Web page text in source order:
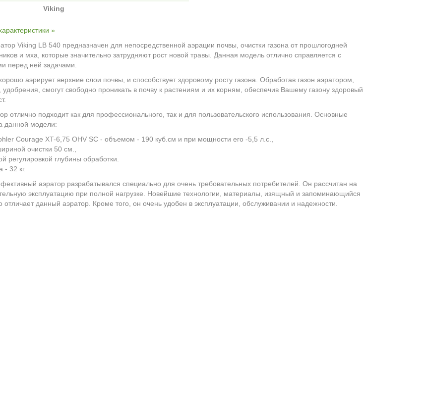
Viking
»
Viking LB 540 предназначен для непосредственной аэрации почвы, очистки газона от прошлогодней
и мха, которые значительно затрудняют рост новой травы. Данная модель отлично справляется с
перед ней задачами.
аэрирует верхние слои почвы, и способствует здоровому росту газона. Обработав газон аэратором,
удобрения, смогут свободно проникать в почву к растениям и их корням, обеспечив Вашему газону здоровый
отлично подходит как для профессионального, так и для пользовательского использования. Основные
данной модели:
Courage XT-6,75 OHV SC- объемом - 190 куб.см и при мощности его -5,5 л.с.,
очистки 50 см.,
регулировкой глубины обработки.
- 32 кг.
аэратор разрабатывался специально для очень требовательных потребителей. Он рассчитан на
эксплуатацию при полной нагрузке. Новейшие технологии, материалы, изящный и запоминающийся
отличает данный аэратор. Кроме того, он очень удобен в эксплуатации, обслуживании и надежности.